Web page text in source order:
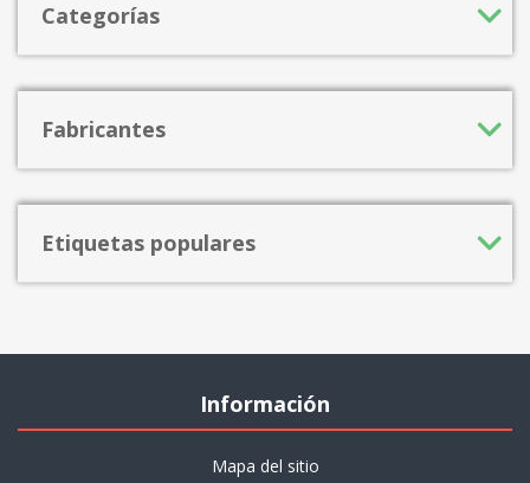
Categorías
Fabricantes
Etiquetas populares
Información
Mapa del sitio